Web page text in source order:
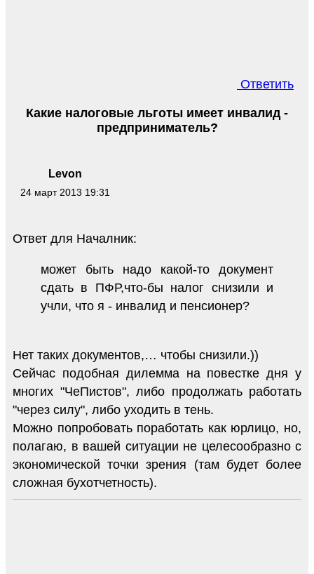
Ответить
Levon
24 март 2013 19:31
Какие налоговые льготы имеет инвалид -
предприниматель?
Ответ для Началник:
может быть надо какой-то документ
сдать в ПФР,что-бы налог снизили и
учли, что я - инвалид и пенсионер?
Нет таких документов,… чтобы снизили.))
Сейчас подобная дилемма на повестке дня у
многих "ЧеПистов", либо продолжать работать
"через силу", либо уходить в тень.
Можно попробовать поработать как юрлицо, но,
полагаю, в вашей ситуации не целесообразно с
экономической точки зрения (там будет более
сложная бухотчетность).